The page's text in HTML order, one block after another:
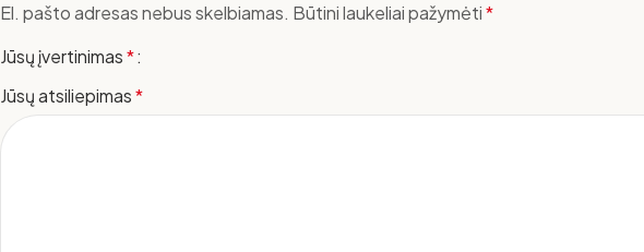
El. pašto adresas nebus skelbiamas. Būtini laukeliai pažymėti*
Jūsų įvertinimas*
Jūsų atsiliepimas*